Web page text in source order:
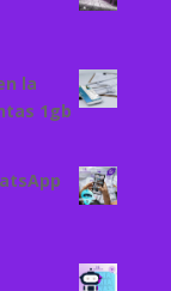
la
1gb